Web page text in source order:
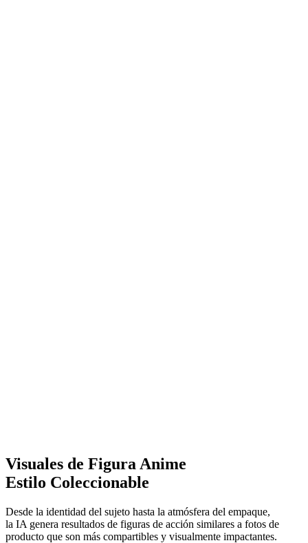
Visuales de Figura Anime
Estilo Coleccionable
Desde la identidad del sujeto hasta la atmósfera del empaque,
la IA genera resultados de figuras de acción similares a fotos de
producto que son más compartibles y visualmente impactantes.